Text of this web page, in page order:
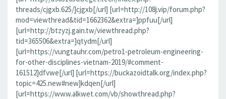
threads/cjgxb.625/]cjgxb[/url] [url=http://108j.vip/forum.php?
mod=viewthread&tid=1662362&extra=]ppfuu[/url]
[url=http://btzyzj.gain.tw/viewthread.php?
tid=365506&extra=]qtydm[/url]
[url=https://vungtauhr.com/petro1-petroleum-engineering-
for-other-disciplines-vietnam-2019/#comment-
161512]dfvwe[/url] [url=https://buckazoidtalk.org/index.php?
topic=425.new#new]kdqen[/url]
[url=https://www.alkwet.com/vb/showthread.php?